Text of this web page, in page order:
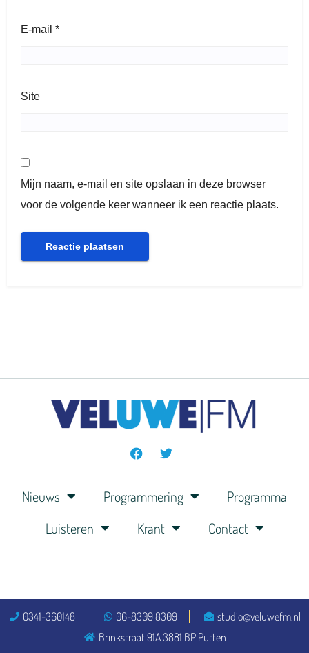
E-mail *
Site
Mijn naam, e-mail en site opslaan in deze browser
voor de volgende keer wanneer ik een reactie plaats.
Nieuws Programmering
Programma
Luisteren
Krant Contact
0341-360148 06-8309 8309
studio@veluwefm.nl
Brinkstraat 91A 3881 BP Putten